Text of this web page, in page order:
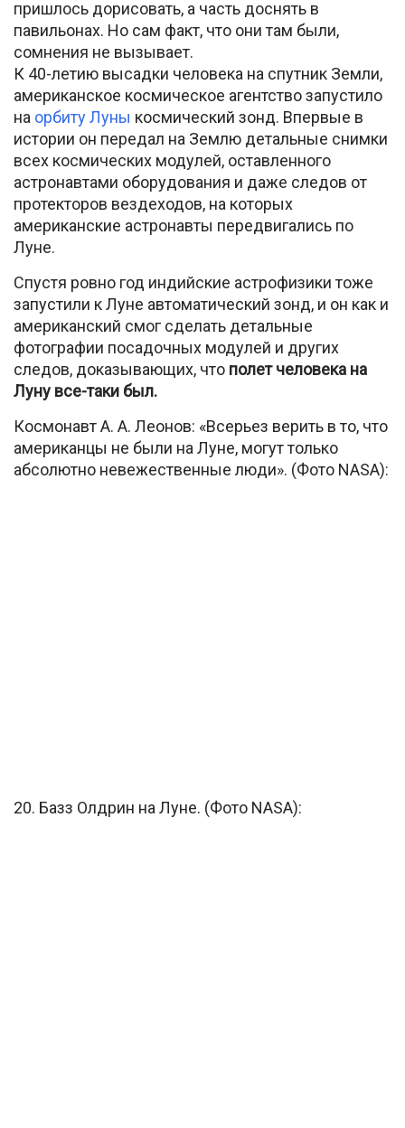
пришлось дорисовать, а часть доснять в
павильонах. Но сам факт, что они там были,
сомнения не вызывает.
К 40-летию высадки человека на спутник Земли,
американское космическое агентство запустило
на орбиту Луны космический зонд. Впервые в
истории он передал на Землю детальные снимки
всех космических модулей, оставленного
астронавтами оборудования и даже следов от
протекторов вездеходов, на которых
американские астронавты передвигались по
Луне.
Спустя ровно год индийские астрофизики тоже
запустили к Луне автоматический зонд, и он как и
американский смог сделать детальные
фотографии посадочных модулей и других
следов, доказывающих, что полет человека на
Луну все-таки был.
Космонавт А. А. Леонов: «Всерьез верить в то, что
американцы не были на Луне, могут только
абсолютно невежественные люди». (Фото NASA):
20. Базз Олдрин на Луне. (Фото NASA):